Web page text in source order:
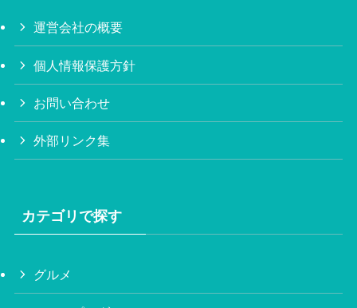
運営会社の概要
個人情報保護方針
お問い合わせ
外部リンク集
カテゴリで探す
グルメ